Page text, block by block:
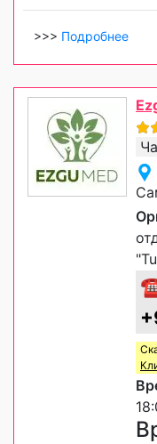
>>> Подробнее